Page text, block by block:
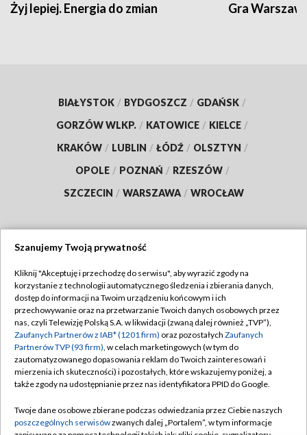
Żyj lepiej. Energia do zmian Gra
BIAŁYSTOK / BYDGOSZCZ / GDAŃSK /
GORZÓW WLKP. / KATOWICE / KIELCE /
KRAKÓW / LUBLIN / ŁÓDŹ / OLSZTYN /
OPOLE / POZNAŃ / RZESZÓW /
SZCZECIN / WARSZAWA / WROCŁAW
TVP
Abonament TVP
Emisja w TVP
Centrum informacji TVP
Naziemna Telewizja Cyfrowa
Rada Programowa
Regulamin TVP
Polityka prywatności
Moje zgody
Pomoc
Kontakt
Szanujemy Twoją prywatność
Kliknij "Akceptuję i przechodzę do serwisu", aby wyrazić zgody na
korzystanie z technologii automatycznego śledzenia i zbierania danych,
dostęp do informacji na Twoim urządzeniu końcowym i ich
przechowywanie oraz na przetwarzanie Twoich danych osobowych przez
nas, czyli Telewizję Polską S.A. w likwidacji (zwaną dalej również „TVP”),
Zaufanych Partnerów z IAB* (1201 firm) oraz pozostałych Zaufanych
Partnerów TVP (93 firm), w celach marketingowych (w tym do
zautomatyzowanego dopasowania reklam do Twoich zainteresowań i
mierzenia ich skuteczności) i pozostałych, które wskazujemy poniżej, a
także zgody na udostępnianie przez nas identyfikatora PPID do Google.
Twoje dane osobowe zbierane podczas odwiedzania przez Ciebie naszych
poszczególnych serwisówzwanych dalej „Portalem”, w tym informacje